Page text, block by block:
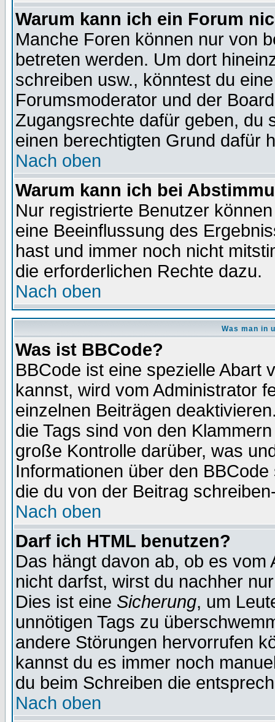
Warum kann ich ein Forum
Manche Foren können nur von
betreten werden. Um dort
schreiben usw., könntest du
Forumsmoderator und der
Zugangsrechte dafür geben, du
einen berechtigten Grund dafür
Nach oben
Warum kann ich bei
Nur registrierte Benutzer
eine Beeinflussung des
hast und immer noch nicht
die erforderlichen Rechte dazu.
Nach oben
Was man in
Was ist BBCode?
BBCode ist eine spezielle Abart
kannst, wird vom Administrator
einzelnen Beiträgen
die Tags sind von den
große Kontrolle darüber, was
Informationen über den
die du von der Beitrag
Nach oben
Darf ich HTML benutzen?
Das hängt davon ab, ob es
nicht darfst, wirst du nachher
Dies ist eine Sicherung, um
unnötigen Tags zu
andere Störungen hervorrufen
kannst du es immer noch
du beim Schreiben die
Nach oben